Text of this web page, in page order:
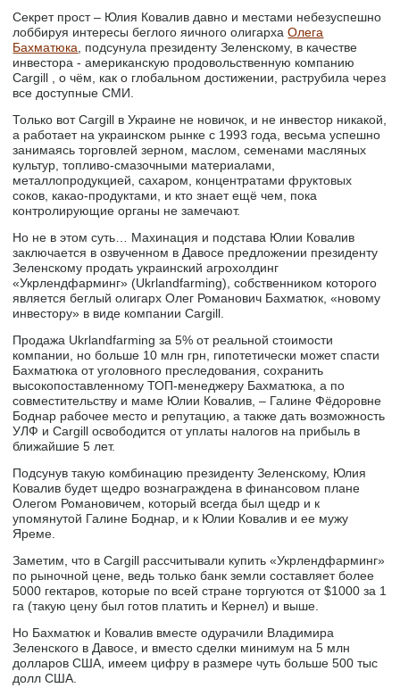
Секрет прост – Юлия Ковалив давно и местами небезуспешно
лоббируя интересы беглого яичного олигархаОлега
Бахматюка , подсунула президенту Зеленскому, в качестве
инвестора - американскую продовольственную компанию
Cargill , о чём, как о глобальном достижении, раструбила через
все доступные СМИ.
Только вот Cargill в Украине не новичок, и не инвестор никакой,
а работает на украинском рынке с 1993 года, весьма успешно
занимаясь торговлей зерном, маслом, семенами масляных
культур, топливо-смазочными материалами,
металлопродукцией, сахаром, концентратами фруктовых
соков, какао-продуктами, и кто знает ещё чем, пока
контролирующие органы не замечают.
Но не в этом суть… Махинация и подстава Юлии Ковалив
заключается в озвученном в Давосе предложении президенту
Зеленскому продать украинский агрохолдинг
«Укрлендфарминг» (Ukrlandfarming), собственником которого
является беглый олигарх Олег Романович Бахматюк, «новому
инвестору» в виде компании Cargill.
Продажа Ukrlandfarming за 5% от реальной стоимости
компании, но больше 10 млн грн, гипотетически может спасти
Бахматюка от уголовного преследования, сохранить
высокопоставленному ТОП-менеджеру Бахматюка, а по
совместительству и маме Юлии Ковалив, – Галине Фёдоровне
Боднар рабочее место и репутацию, а также дать возможность
УЛФ и Cargill освободится от уплаты налогов на прибыль в
ближайшие 5 лет.
Подсунув такую комбинацию президенту Зеленскому, Юлия
Ковалив будет щедро вознаграждена в финансовом плане
Олегом Романовичем, который всегда был щедр и к
упомянутой Галине Боднар, и к Юлии Ковалив и ее мужу
Яреме.
Заметим, что в Cargill рассчитывали купить «Укрлендфарминг»
по рыночной цене, ведь только банк земли составляет более
5000 гектаров, которые по всей стране торгуются от $1000 за 1
га (такую цену был готов платить и Кернел) и выше.
Но Бахматюк и Ковалив вместе одурачили Владимира
Зеленского в Давосе, и вместо сделки минимум на 5 млн
долларов США, имеем цифру в размере чуть больше 500 тыс
долл США.